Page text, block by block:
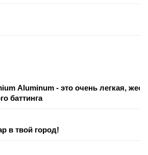
Aluminum - это очень легкая,
баттинга
в твой город!